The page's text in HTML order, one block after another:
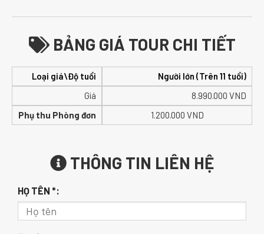
BẢNG GIÁ TOUR CHI TIẾT
Loại giá\Độ tuổi
Người lớn (Trên 11 tuổi)
Giá
8.990.000 VND
Phụ thu Phòng đơn
1.200.000 VND
THÔNG TIN LIÊN HỆ
HỌ TÊN *: